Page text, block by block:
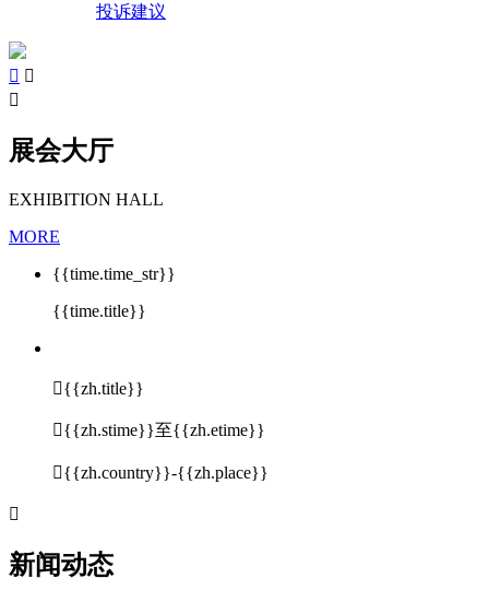
投诉建议
 

展会大厅
EXHIBITION HALL
MORE
{{time.time_str}}
{{time.title}}
{{zh.title}}
{{zh.stime}}至{{zh.etime}}
{{zh.country}}-{{zh.place}}

新闻动态